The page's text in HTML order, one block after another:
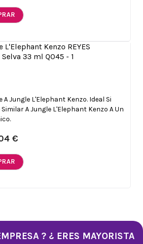
Jungle L'Elephant Kenzo. Ideal Si
A Jungle L'Elephant Kenzo A Un
€
? ¿ ERES MAYORISTA